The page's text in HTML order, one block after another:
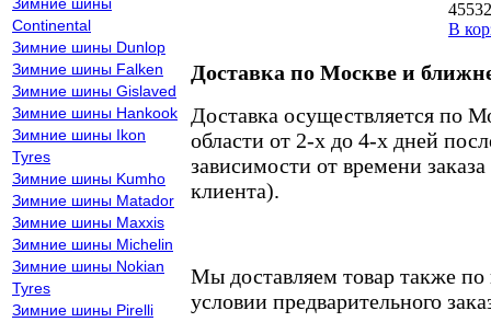
Continental
Зимние шины Dunlop
Зимние шины Falken
Зимние шины Gislaved
Зимние шины Hankook
Зимние шины Ikon
Tyres
Зимние шины Kumho
Зимние шины Matador
Зимние шины Maxxis
Зимние шины Michelin
Зимние шины Nokian
Tyres
Зимние шины Pirelli
В
Доставка по Москве и
Доставка осуществляется по
области от 2-х до 4-х дней
зависимости от времени
клиента).
Мы доставляем товар также
условии предварительного